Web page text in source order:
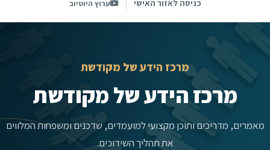
כניסה לאזור האישי ערוץ היוטיוב
מרכז הידע של מקודשת
מרכז הידע של מקודשת
מאמרים, מדריכים ותוכן מקצועי למועמדים, שדכנים ומשפחות המלווים
את תהליך השידוכים.